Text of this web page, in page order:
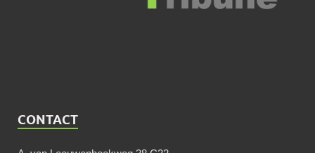
CONTACT